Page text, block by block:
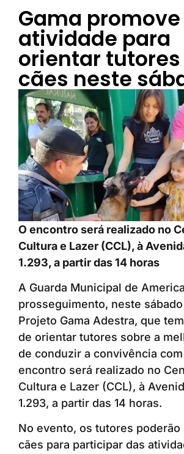
Gama promove
atividade para
orientar tutores
cães neste
O encontro será realizado no
Cultura e Lazer (CCL), à
1.293, a partir das 14 horas
A Guarda Municipal de
prosseguimento, neste
Projeto Gama Adestra, que
de orientar tutores sobre a
de conduzir a convivência
encontro será realizado no
Cultura e Lazer (CCL), à
1.293, a partir das 14 horas.
No evento, os tutores poderão
cães para participar das